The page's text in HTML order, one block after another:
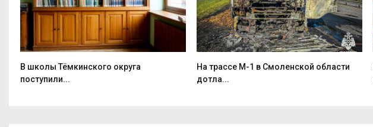
В школы Тёмкинского округа
поступили...
На трассе М-1 в Смоленской области
дотла...